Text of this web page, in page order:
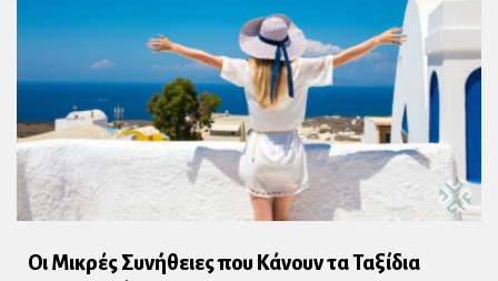
Οι Μικρές Συνήθειες που Κάνουν τα Ταξίδια